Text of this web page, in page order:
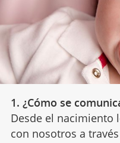
1. ¿Cómo se
Desde el nacimiento
con nosotros a